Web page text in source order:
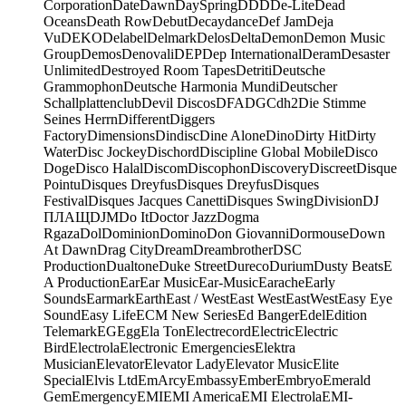
CorporationDateDawnDaySpringDDDDe-LiteDead
OceansDeath RowDebutDecaydanceDef JamDeja
VuDEKODelabelDelmarkDelosDeltaDemonDemon Music
GroupDemosDenovaliDEPDep InternationalDeramDesaster
UnlimitedDestroyed Room TapesDetritiDeutsche
GrammophonDeutsche Harmonia MundiDeutscher
SchallplattenclubDevil DiscosDFADGCdh2Die Stimme
Seines HerrnDifferentDiggers
FactoryDimensionsDindiscDine AloneDinoDirty HitDirty
WaterDisc JockeyDischordDiscipline Global MobileDisco
DogeDisco HalalDiscomDiscophonDiscoveryDiscreetDisque
PointuDisques DreyfusDisques DreyfusDisques
FestivalDisques Jacques CanettiDisques SwingDivisionDJ
ПЛАЩDJMDo ItDoctor JazzDogma
RgazaDolDominionDominoDon GiovanniDormouseDown
At DawnDrag CityDreamDreambrotherDSC
ProductionDualtoneDuke StreetDurecoDuriumDusty BeatsE
A ProductionEarEar MusicEar-MusicEaracheEarly
SoundsEarmarkEarthEast / WestEast WestEastWestEasy Eye
SoundEasy LifeECM New SeriesEd BangerEdelEdition
TelemarkEGEggEla TonElectrecordElectricElectric
BirdElectrolaElectronic EmergenciesElektra
MusicianElevatorElevator LadyElevator MusicElite
SpecialElvis LtdEmArcyEmbassyEmberEmbryoEmerald
GemEmergencyEMIEMI AmericaEMI ElectrolaEMI-